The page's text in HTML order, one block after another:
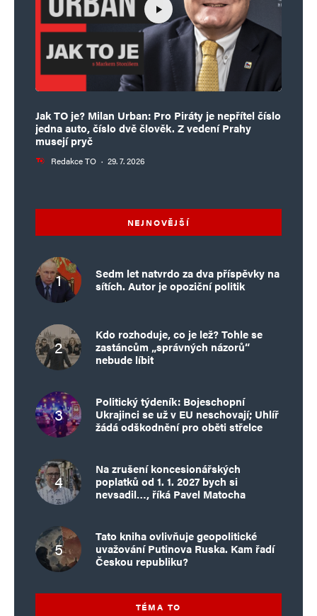
Jak TO je? Milan Urban: Pro Piráty je nepřítel číslo
jedna auto, číslo dvě člověk. Z vedení Prahy
musejí pryč
Redakce TO · 29. 7. 2026
NEJNOVĚJŠÍ
Sedm let natvrdo za dva příspěvky na
sítích. Autor je opoziční politik
Kdo rozhoduje, co je lež? Tohle se
zastáncům „správných názorů“
nebude líbit
Politický týdeník: Bojeschopní
Ukrajinci se už v EU neschovají; Uhlíř
žádá odškodnění pro oběti střelce
Na zrušení koncesionářských
poplatků od 1. 1. 2027 bych si
nevsadil…, říká Pavel Matocha
Tato kniha ovlivňuje geopolitické
uvažování Putinova Ruska. Kam řadí
Českou republiku?
TÉMA TO